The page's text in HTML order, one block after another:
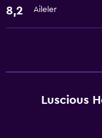
Artırılmış erişilebilirlik
Havalimanı servisi
8,2 Aileler
Luscious